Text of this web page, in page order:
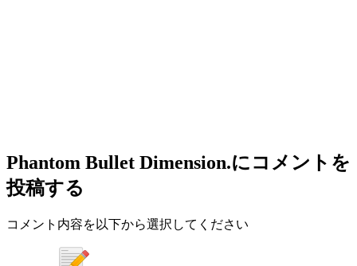
Phantom Bullet Dimension.にコメントを
投稿する
コメント内容を以下から選択してください